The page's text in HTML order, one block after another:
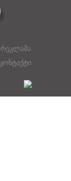
რეკლამა
კონტაქტი